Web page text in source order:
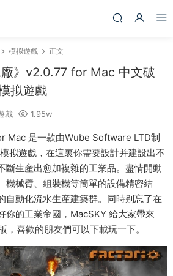
模拟遊戲 正文
》v2.0.77 for Mac 中文破
拟遊戲
戲 1.95w
Mac 是一款由Wube Software LTD制
拟遊戲，在這裏你需要設計并建設出不
斷生産出愈加複雜的工業品。盡情開動
機械臂、組裝機等簡單的設備精密結
自動化流水生産建築群。同時别忘了在
你的工業帝國，MacSKY 給大家帶來
喜歡的朋友們可以下載玩一下。